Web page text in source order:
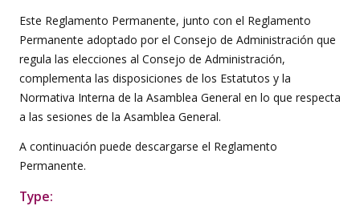
Este Reglamento Permanente, junto con el Reglamento
Permanente adoptado por el Consejo de Administración que
regula las elecciones al Consejo de Administración,
complementa las disposiciones de los Estatutos y la
Normativa Interna de la Asamblea General en lo que respecta
a las sesiones de la Asamblea General.
A continuación puede descargarse el Reglamento
Permanente.
Type: